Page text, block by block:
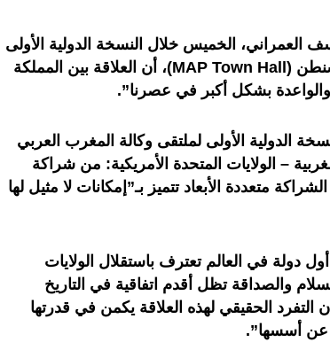
العمراني، الخميس خلال النسخة الدولية الأولى
لملتقى وكالة المغرب العربي للأنباء بواشنطن (MAP Town Hall)، أن العلاقة بين المملكة
والواعدة بشكل أكبر في عصرنا”.
الدولية الأولى لملتقى وكالة المغرب العربي
– الولايات المتحدة الأمريكية: من شراكة
متعددة الأبعاد تتميز بـ”إمكانات لا مثيل لها
دولة في العالم تعترف باستقلال الولايات
معاهدة السلام والصداقة تظل أقدم اتفاقية في التاريخ
التفرد الحقيقي لهذه العلاقة يكمن في قدرتها
عن أسسها”.